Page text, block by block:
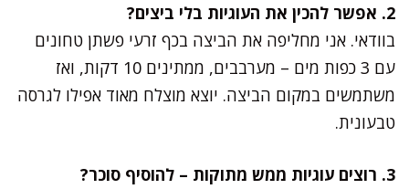
2. אפשר להכין את העוגיות בלי ביצים?
בוודאי. אני מחליפה את הביצה בכף זרעי פשתן טחונים
עם 3 כפות מים – מערבבים, ממתינים 10 דקות, ואז
משתמשים במקום הביצה. יוצא מוצלח מאוד אפילו לגרסה
טבעונית.
3. רוצים עוגיות ממש מתוקות – להוסיף סוכר?